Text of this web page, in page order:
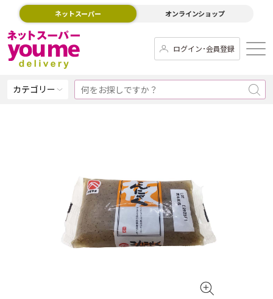
ネットスーパー オンラインショップ
ログイン･会員登録
カテゴリー